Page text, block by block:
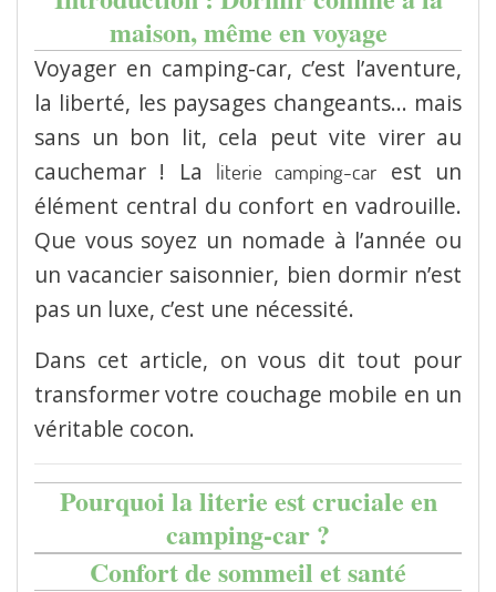
maison, même en voyage
Voyager en camping-car, c’est l’aventure,
la liberté, les paysages changeants... mais
sans un bon lit, cela peut vite virer au
cauchemar ! La literie camping-car est un
élément central du confort en vadrouille.
Que vous soyez un nomade à l’année ou
un vacancier saisonnier, bien dormir n’est
pas un luxe, c’est une nécessité.
Dans cet article, on vous dit tout pour
transformer votre couchage mobile en un
véritable cocon.
Pourquoi la literie est cruciale en
camping-car ?
Confort de sommeil et santé